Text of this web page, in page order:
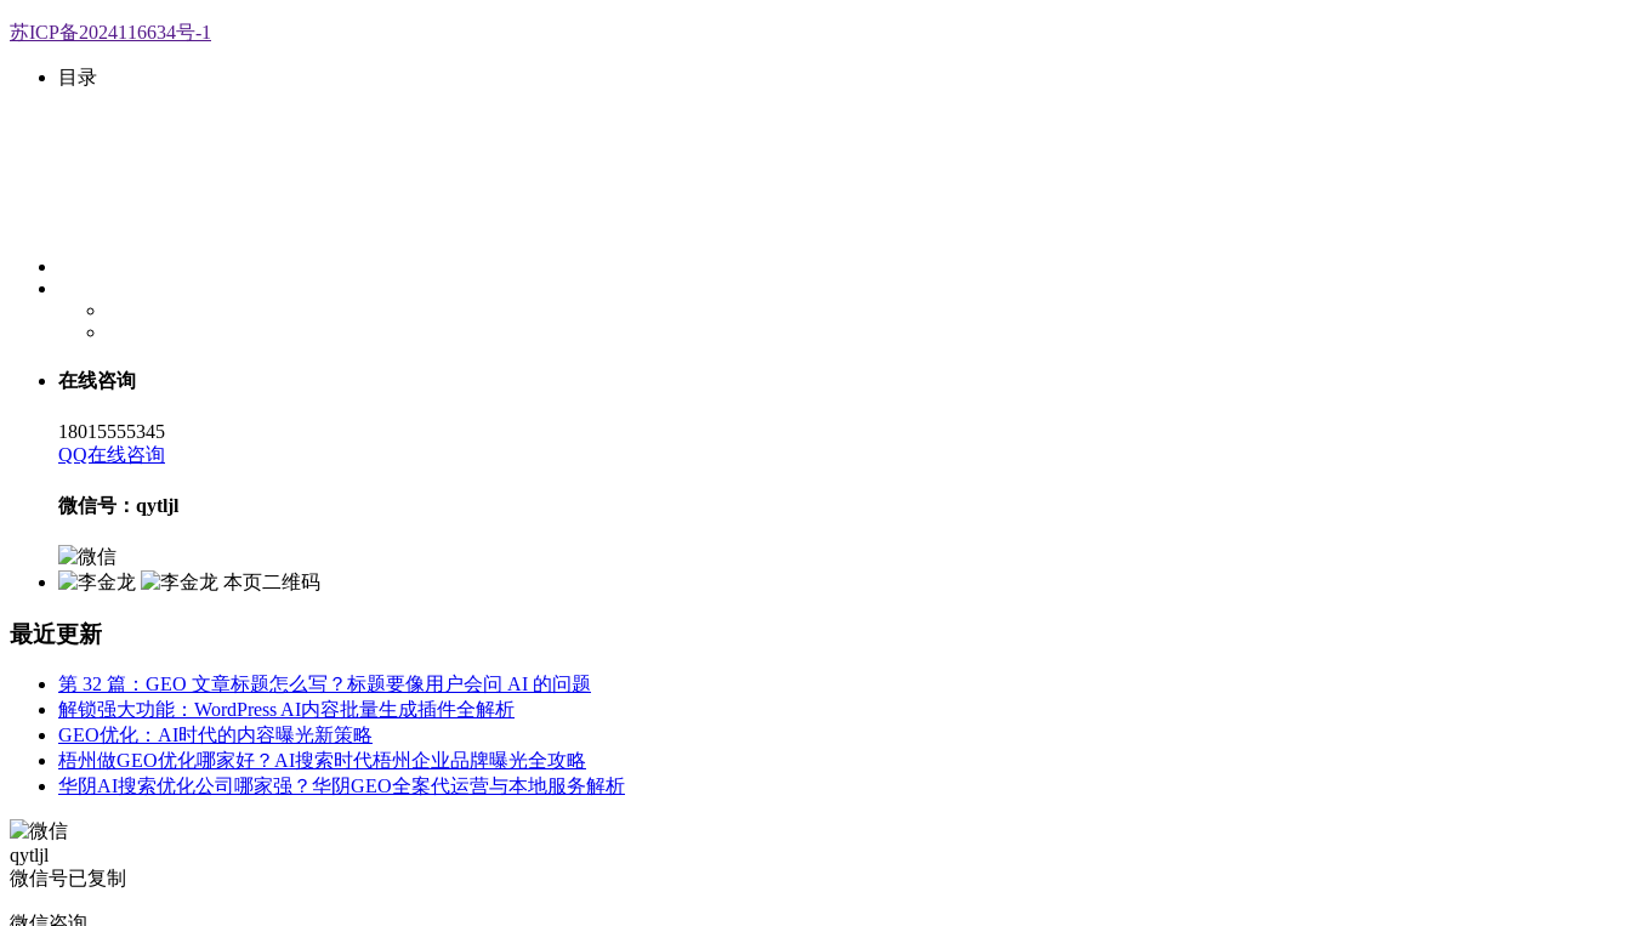
苏ICP备2024116634号-1
目录
在线咨询
18015555345
QQ在线咨询
微信号：qytljl
本页二维码
最近更新
第 32 篇：GEO 文章标题怎么写？标题要像用户会问 AI 的问题
解锁强大功能：WordPress AI内容批量生成插件全解析
GEO优化：AI时代的内容曝光新策略
梧州做GEO优化哪家好？AI搜索时代梧州企业品牌曝光全攻略
华阴AI搜索优化公司哪家强？华阴GEO全案代运营与本地服务解析
qytljl
微信号已复制